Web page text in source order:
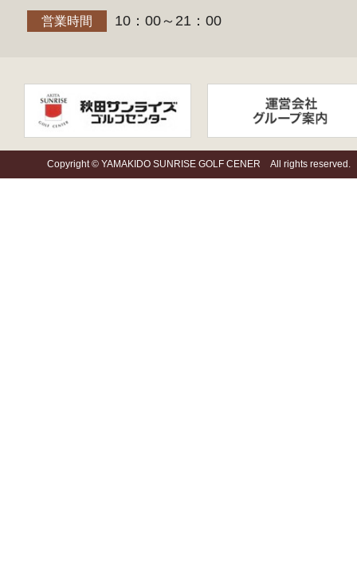
営業時間 10：00～21：00
Copyright © YAMAKIDO SUNRISE GOLF CENER All rights reserved.